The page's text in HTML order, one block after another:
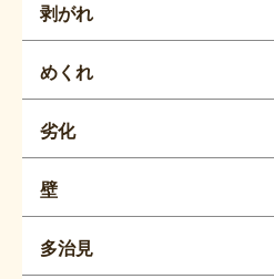
剥がれ
めくれ
劣化
壁
多治見